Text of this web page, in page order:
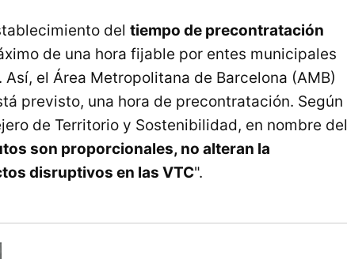
del tiempo de precontratación
de una hora fijable por entes municipales
el Área Metropolitana de Barcelona (AMB)
previsto, una hora de precontratación. Según
de Territorio y Sostenibilidad, en nombre del
son proporcionales, no alteran la
disruptivos en las VTC".